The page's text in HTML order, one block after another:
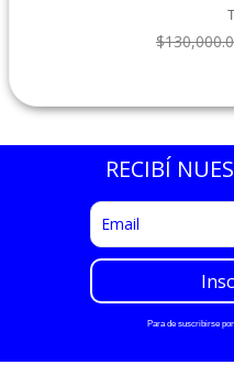
$
RECIBÍ
Para de suscribirse